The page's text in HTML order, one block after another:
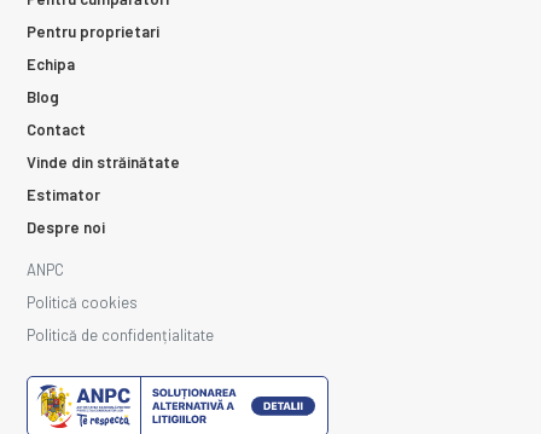
Pentru proprietari
Echipa
Blog
Contact
Vinde din străinătate
Estimator
Despre noi
ANPC
Politică cookies
Politică de confidențialitate